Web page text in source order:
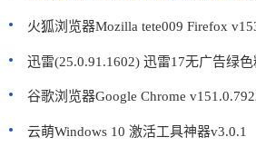
火狐浏览器Mozilla tete009 Firefox
迅雷(25.0.91.1602) 迅雷17无广告绿
谷歌浏览器Google Chrome
云萌Windows 10 激活工具神器v3.0.1